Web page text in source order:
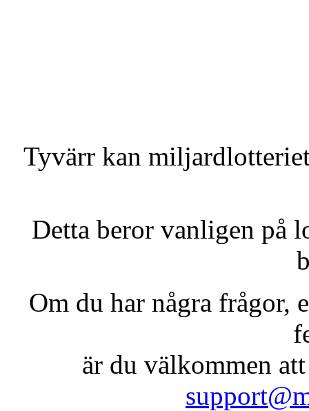
Tyvärr kan
Detta beror vanligen på
Om du har några frågor,
är du välkommen